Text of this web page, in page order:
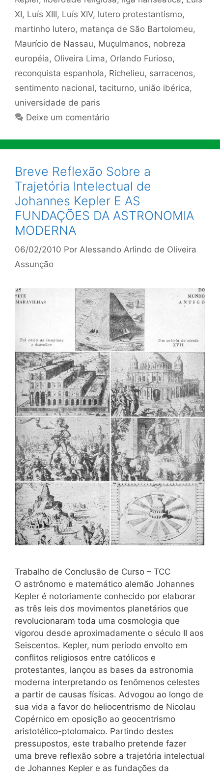
XI, Luís XIII, Luís XIV, lutero protestantismo,
martinho lutero, matança de São Bartolomeu,
Maurício de Nassau, Muçulmanos, nobreza
européia, Oliveira Lima, Orlando Furioso,
reconquista espanhola, Richelieu, sarracenos,
sentimento nacional, taciturno, união ibérica,
universidade de paris
Deixe um comentário
Breve Reflexão Sobre a
Trajetória Intelectual de
Johannes Kepler E AS
FUNDAÇÕES DA ASTRONOMIA
MODERNA
06/02/2010 Por Alessando Arlindo de Oliveira
Assunção
Trabalho de Conclusão de Curso – TCC
O astrônomo e matemático alemão Johannes
Kepler é notoriamente conhecido por elaborar
as três leis dos movimentos planetários que
revolucionaram toda uma cosmologia que
vigorou desde aproximadamente o século II aos
Seiscentos. Kepler, num período envolto em
conflitos religiosos entre católicos e
protestantes, lançou as bases da astronomia
moderna interpretando os fenômenos celestes
a partir de causas físicas. Advogou ao longo de
sua vida a favor do heliocentrismo de Nicolau
Copérnico em oposição ao geocentrismo
aristotélico-ptolomaico. Partindo destes
pressupostos, este trabalho pretende fazer
uma breve reflexão sobre a trajetória intelectual
de Johannes Kepler e as fundações da